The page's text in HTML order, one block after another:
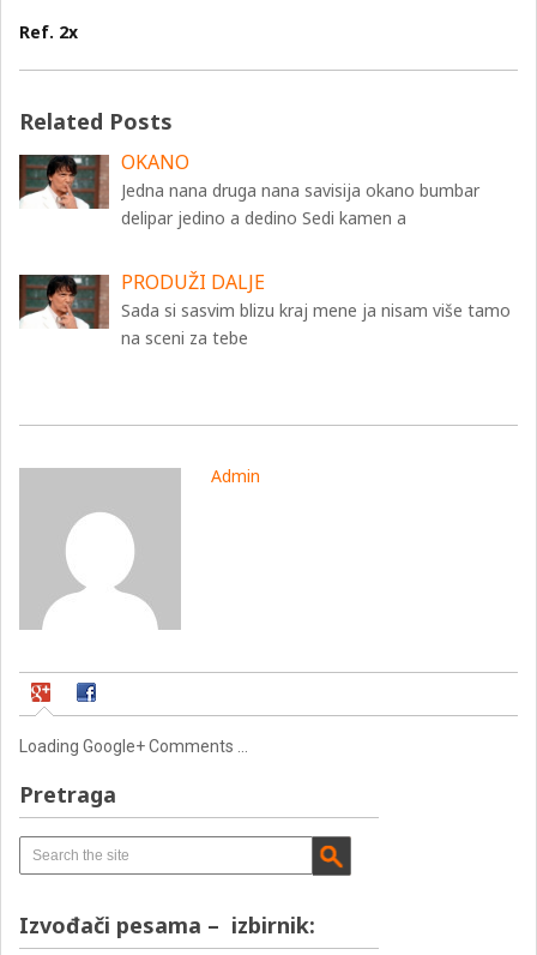
Ref. 2x
Related Posts
OKANO
Jedna nana druga nana savisija okano bumbar
delipar jedino a dedino Sedi kamen a
PRODUŽI DALJE
Sada si sasvim blizu kraj mene ja nisam više tamo
na sceni za tebe
Admin
Loading Google+ Comments ...
Pretraga
Izvođači pesama – izbirnik: